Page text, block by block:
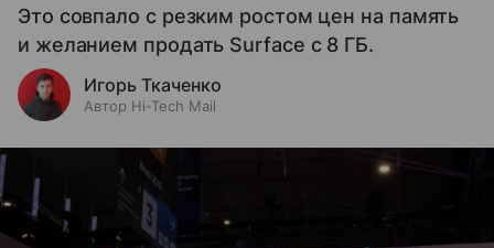
Это совпало с резким ростом цен на память
и желанием продать Surface с 8 ГБ.
Игорь Ткаченко
Автор Hi-Tech Mail